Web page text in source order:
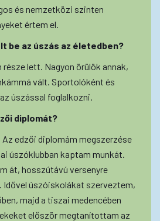
és nemzetközi szinten
értem el.
be az úszás az életedben?
része lett. Nagyon örülök annak,
vált. Sportolóként és
úszással foglalkozni.
diplomát?
Az edzői diplomám megszerzése
úszóklubban kaptam munkát.
át, hosszútávú versenyre
úszóiskolákat szerveztem,
majd a tiszai medencében
először megtanítottam az